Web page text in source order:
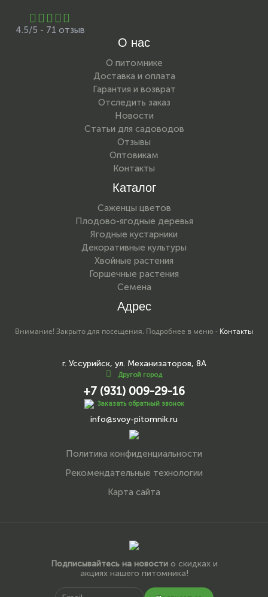
4.5/5 - 71 отзыв
О нас
О питомнике
Доставка и оплата
Гарантия и возврат
Отследить заказ
Новости
Статьи для садоводов
Отзывы
Оптовикам
Контакты
Каталог
Саженцы цветов
Плодово-ягодные деревья
Ягодные кустарники
Декоративные культуры
Хвойные растения
Горшечные растения
Семена
Адрес
Внимание! Закрыто для посещения. Подробнее в меню - Контакты
г. Уссурийск, ул. Механизаторов, 8А
Другой город
+7 (931) 009-29-16
Заказать обратный звонок
info@svoy-pitomnik.ru
Политика конфиденциальности
Рекомендательные технологии
Карта сайта
Подписывайтесь на новостио скидках и
акциях нашего питомника!